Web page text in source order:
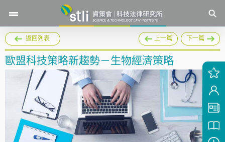
返回列表 上一篇 下一篇
歐盟科技策略新趨勢－生物經濟策略